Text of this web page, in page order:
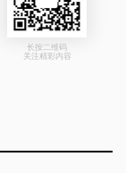
长按二维码
关注精彩内容